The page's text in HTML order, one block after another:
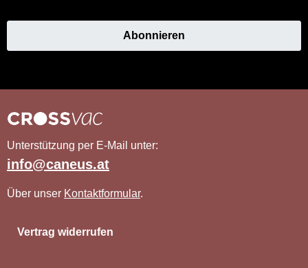
Abonnieren
Unterstützung per E-Mail unter:
info@caneus.at
Über unser Kontaktformular.
Vertrag widerrufen